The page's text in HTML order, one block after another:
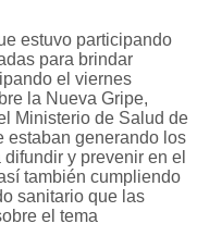
estuvo participando
para brindar
el viernes
la Nueva Gripe,
Ministerio de Salud de
estaban generando los
y prevenir en el
también cumpliendo
sanitario que las
el tema